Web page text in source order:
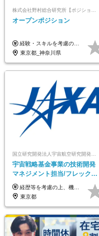
株式会社野村総合研究所【ポジションマッチ登録】
オープンポジション
経験・スキルを考慮の上、決定します。
東京都_神奈川県
国立研究開発法人宇宙航空研究開発機構【JAXA】
宇宙戦略基金事業の技術開発
マネジメント担当/フレックス
制/リモート活用/異業種出身者
歓迎/国家プロジェクト
経歴等を考慮の上、機構の規定により決定します。 ＜大学卒業後、正規社員として民間企業に3年勤務した場合＞ ・月給30万円以上 ・年収470万円以上 年収概算を試算する場合は以下をご確認ください。 https://www.jaxa.jp/about/employ/trial_j.html ■昇給年1回、賞与年2回 ■諸手当（住居手当、通勤手当他） ■退職金制度あり ※年収470万円～ ※超過勤務分は別途支給します。 ※6ヶ月の試用期間あり。その間の待遇・給与に差異はありません。
東京都